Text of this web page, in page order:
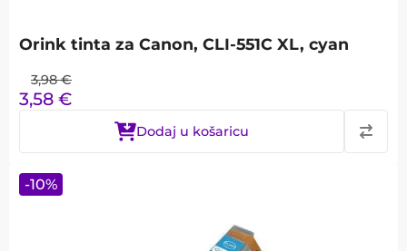
Orink tinta za Canon, CLI-551C XL, cyan
3,98 €
3,58 €
Dodaj u košaricu
-10%